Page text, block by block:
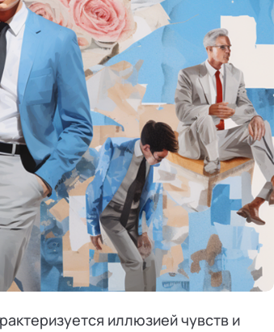
иллюзией чувств и